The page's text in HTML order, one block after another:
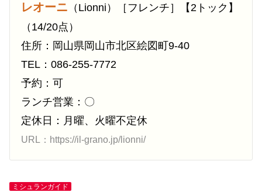
レオーニ （Lionni）［フレンチ］【2トック】
（14/20点）
住所：岡山県岡山市北区絵図町9-40
TEL：086-255-7772
予約：可
ランチ営業：〇
定休日：月曜、火曜不定休
URL：https://il-grano.jp/lionni/
ミシュランガイド